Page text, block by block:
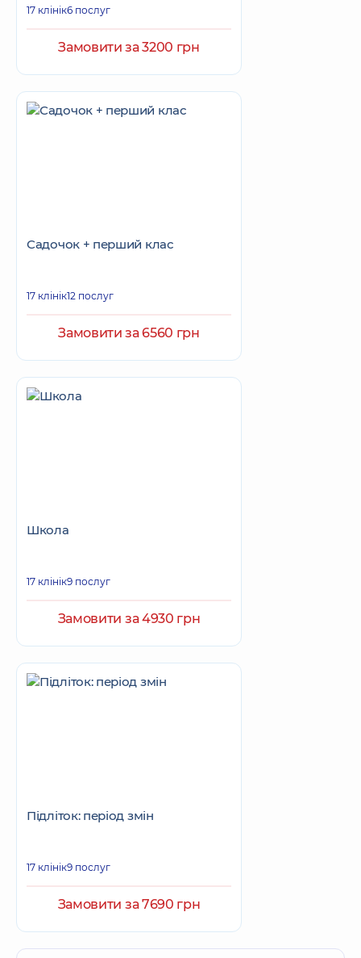
17 клінік6 послуг
Замовити за 3200 грн
Садочок + перший клас
17 клінік12 послуг
Замовити за 6560 грн
Школа
17 клінік9 послуг
Замовити за 4930 грн
Підліток: період змін
17 клінік9 послуг
Замовити за 7690 грн